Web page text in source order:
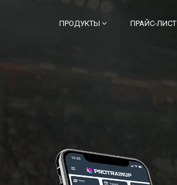
ПРОДУКТЫ ПРАЙС-ЛИСТ